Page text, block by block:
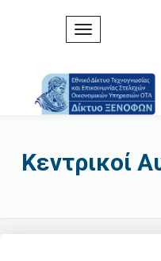
Κεντρικοί